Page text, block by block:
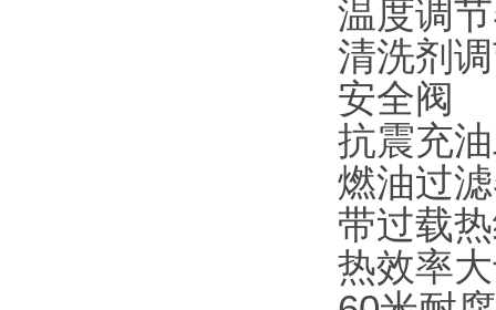
温度调
清洗剂
安全阀
抗震充
燃油过
带过载
热效率